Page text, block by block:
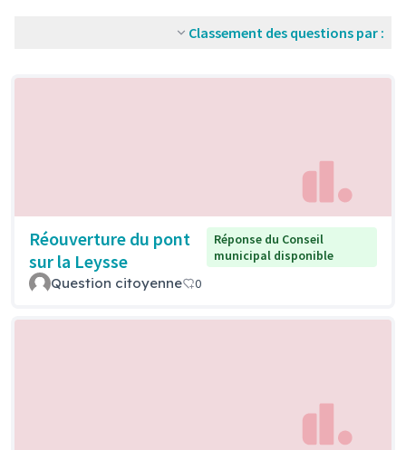
Classement des questions par :
Réouverture du pont
sur la Leysse
Réponse du Conseil
municipal disponible
Question citoyenne 0